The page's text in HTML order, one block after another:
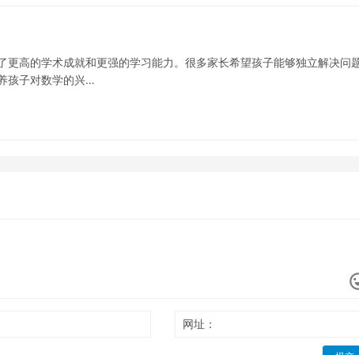
高的学术成就和更强的学习能力。很多家长希望孩子能够独立解决问
孩子对数学的兴…
网址：